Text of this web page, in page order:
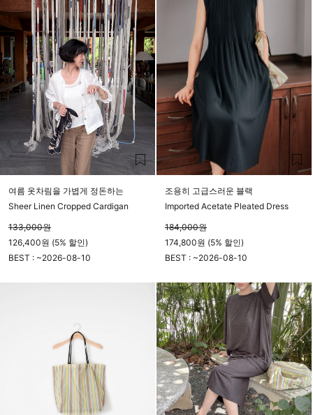
여름 옷차림을 가볍게 정돈하는
Sheer Linen Cropped Cardigan
133,000원
126,400원 (5% 할인)
BEST : ~2026-08-10
조용히 고급스러운 블랙
Imported Acetate Pleated Dress
184,000원
174,800원 (5% 할인)
BEST : ~2026-08-10